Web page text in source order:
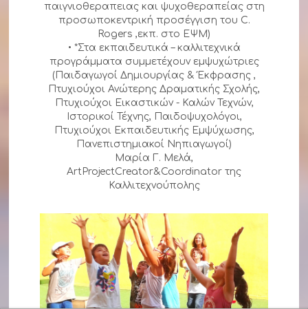
παιγνιοθεραπειας και ψυχοθεραπείας στη
προσωποκεντρική προσέγγιση του C.
Rogers ,εκπ. στο ΕΨΜ)
• *Στα εκπαιδευτικά – καλλιτεχνικά
προγράμματα συμμετέχουν εμψυχώτριες
(Παιδαγωγοί Δημιουργίας & Έκφρασης ,
Πτυχιούχοι Ανώτερης Δραματικής Σχολής,
Πτυχιούχοι Εικαστικών - Καλών Τεχνών,
Ιστορικοί Τέχνης, Παιδοψυχολόγοι,
Πτυχιούχοι Εκπαιδευτικής Εμψύχωσης,
Πανεπιστημιακοί Νηπιαγωγοί)
Μαρία Γ. Μελά,
ArtProjectCreator&Coordinator της
Καλλιτεχνούπολης